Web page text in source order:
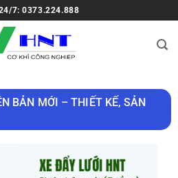
7: 0373.224.888
BẢN MỚI – THIẾT KẾ, SẢN